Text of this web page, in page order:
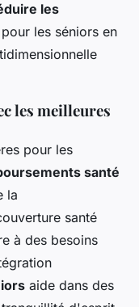
les
les séniors en
les meilleures
pour les
santé
la
santé
à des besoins
aide dans des